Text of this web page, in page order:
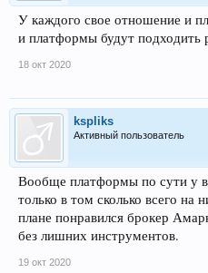
У каждого свое отношение и
и платформы будут подходить
18 окт 2020
kspliks
Активный пользователь
Вообще платформы по сути у
только в том сколько всего
плане понравился брокер
без лишних инструментов.
19 окт 2020